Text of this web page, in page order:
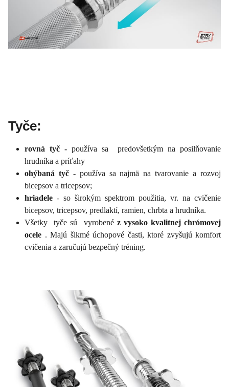
Tyče:
rovná tyč - používa sa predovšetkým na posilňovanie
hrudníka a príťahy
ohýbaná tyč - používa sa najmä na tvarovanie a rozvoj
bicepsov a tricepsov;
hriadele - so širokým spektrom použitia, vr. na cvičenie
bicepsov, tricepsov, predlaktí, ramien, chrbta a hrudníka.
Všetky tyče sú vyrobené z vysoko kvalitnej chrómovej
ocele . Majú šikmé úchopové časti, ktoré zvyšujú komfort
cvičenia a zaručujú bezpečný tréning.